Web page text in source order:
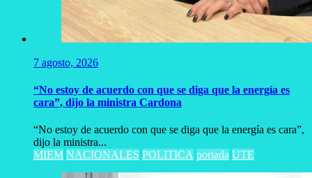
7 agosto, 2026
“No estoy de acuerdo con que se diga que la energía es
cara”, dijo la ministra Cardona
“No estoy de acuerdo con que se diga que la energía es cara”,
dijo la ministra...
MIEM NACIONALES POLITICA portada UTE